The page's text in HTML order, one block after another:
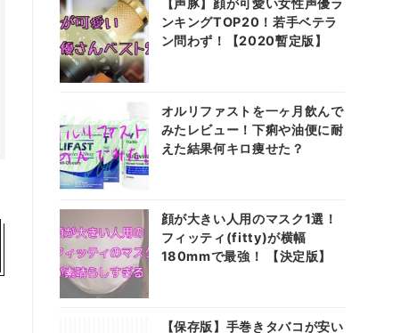
ンキングTOP20！若手ベテラ
ン問わず！【2020暫定版】
オルリファストを一ヶ月飲んで
みたレビュー！下痢や油便に耐
えた結果何キロ痩せた？
顔が大きい人用のマスク1選！
フィッティ(fitty)が横幅
180mmで最強！ 【決定版】
【保存版】手巻きタバコが安い